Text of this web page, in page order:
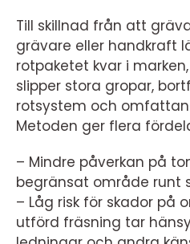
Till skillnad från att
grävare eller handkraft
rotpaketet kvar i
slipper stora gropar,
rotsystem och
Metoden ger flera
– Mindre påverkan på
begränsat område runt
– Låg risk för skador på
utförd fräsning tar